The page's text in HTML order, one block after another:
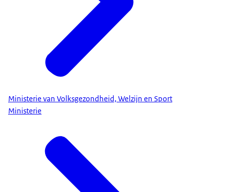
Ministerie van Volksgezondheid, Welzijn en Sport
Ministerie